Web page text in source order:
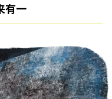
有一